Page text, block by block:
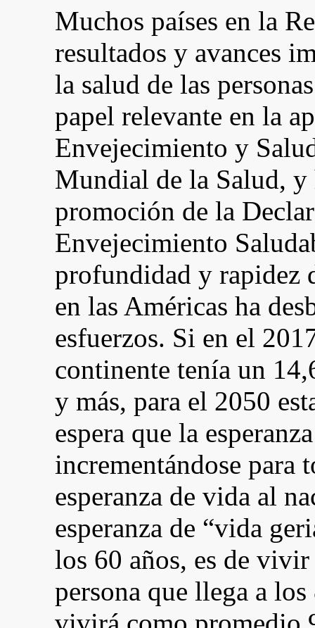
Muchos países en la
resultados y avances
la salud de las
papel relevante en la
Envejecimiento y
Mundial de la Salud,
promoción de la
Envejecimiento
profundidad y rapidez
en las Américas ha
esfuerzos. Si en el
continente tenía un
y más, para el 2050
espera que la
incrementándose para
esperanza de vida al
esperanza de “vida
los 60 años, es de
persona que llega a